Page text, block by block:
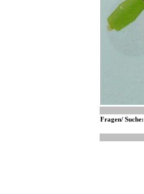
Fragen/ Suche: